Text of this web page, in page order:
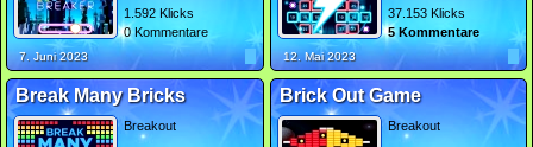
1.592 Klicks
0 Kommentare
7. Juni 2023
37.153 Klicks
5 Kommentare
12. Mai 2023
Break Many Bricks
Breakout
Brick Out Game
Breakout